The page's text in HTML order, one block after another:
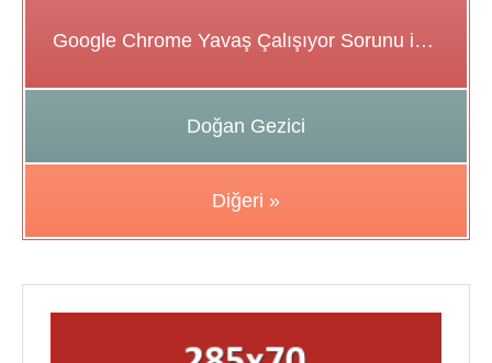
Google Chrome Yavaş Çalışıyor Sorunu için Çözüm Önerileri
Doğan Gezici
Diğeri »